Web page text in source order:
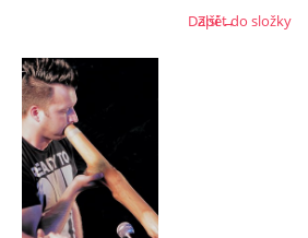
Další →
Zpět do složky